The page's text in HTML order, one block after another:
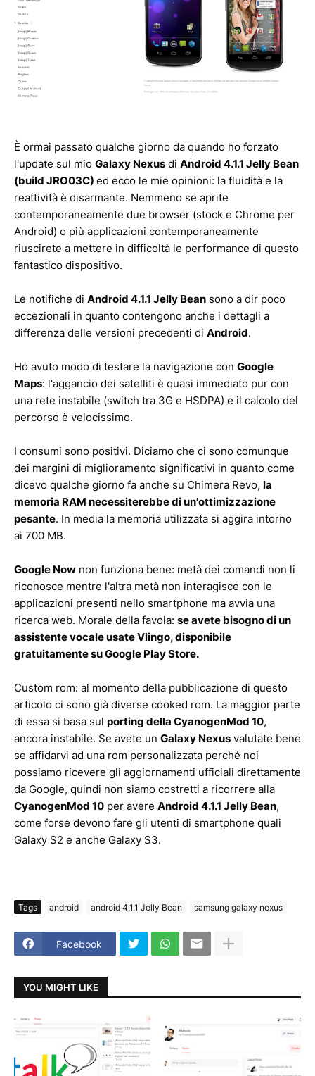
È ormai passato qualche giorno da quando ho forzato
l'update sul mio Galaxy Nexus di Android 4.1.1 Jelly Bean
(build JRO03C) ed ecco le mie opinioni: la fluidità e la
reattività è disarmante. Nemmeno se aprite
contemporaneamente due browser (stock e Chrome per
Android) o più applicazioni contemporaneamente
riuscirete a mettere in difficoltà le performance di questo
fantastico dispositivo.
Le notifiche di Android 4.1.1 Jelly Bean sono a dir poco
eccezionali in quanto contengono anche i dettagli a
differenza delle versioni precedenti di Android.
Ho avuto modo di testare la navigazione con Google
Maps: l'aggancio dei satelliti è quasi immediato pur con
una rete instabile (switch tra 3G e HSDPA) e il calcolo del
percorso è velocissimo.
I consumi sono positivi. Diciamo che ci sono comunque
dei margini di miglioramento significativi in quanto come
dicevo qualche giorno fa anche su Chimera Revo, la
memoria RAM necessiterebbe di un'ottimizzazione
pesante. In media la memoria utilizzata si aggira intorno
ai 700 MB.
Google Now non funziona bene: metà dei comandi non li
riconosce mentre l'altra metà non interagisce con le
applicazioni presenti nello smartphone ma avvia una
ricerca web. Morale della favola: se avete bisogno di un
assistente vocale usate Vlingo, disponibile
gratuitamente su Google Play Store.
Custom rom: al momento della pubblicazione di questo
articolo ci sono già diverse cooked rom. La maggior parte
di essa si basa sul porting della CyanogenMod 10,
ancora instabile. Se avete un Galaxy Nexus valutate bene
se affidarvi ad una rom personalizzata perché noi
possiamo ricevere gli aggiornamenti ufficiali direttamente
da Google, quindi non siamo costretti a ricorrere alla
CyanogenMod 10 per avere Android 4.1.1 Jelly Bean,
come forse devono fare gli utenti di smartphone quali
Galaxy S2 e anche Galaxy S3.
Tags android android 4.1.1 Jelly Bean samsung galaxy nexus
Facebook
YOU MIGHT LIKE